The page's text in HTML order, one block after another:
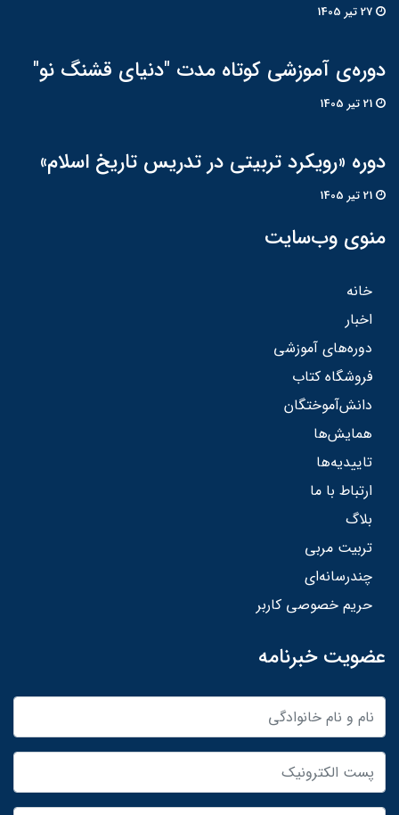
دوره‌ی آموزشی کوتاه مدت "دنیای قشنگ نو"
دوره «رویکرد تربیتی در تدریس تاریخ اسلام»
منوی وب‌سایت
خانه
اخبار
دوره‌های آموزشی
فروشگاه کتاب
دانش‌آموختگان
همایش‌ها
تاییدیه‌ها
ارتباط با ما
بلاگ
تربیت مربی
چندرسانه‌ای
حریم خصوصی کاربر
عضویت خبرنامه